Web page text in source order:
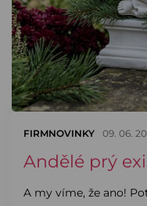
FIRMNOVINKY 09. 06.
Andělé prý
A my víme, že ano!